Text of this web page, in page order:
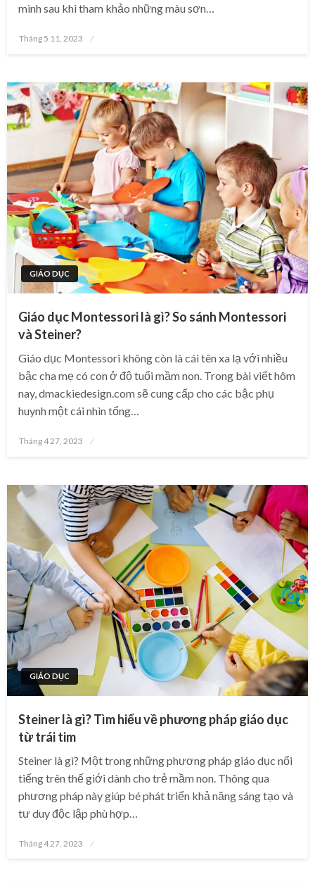
mình sau khi tham khảo những màu sơn…
Posted
Tháng 5 11, 2023
GIÁO DỤC
Giáo dục Montessori là gì? So sánh Montessori
và Steiner?
Giáo dục Montessori không còn là cái tên xa lạ với nhiều
bậc cha mẹ có con ở độ tuổi mầm non. Trong bài viết hôm
nay, dmackiedesign.com sẽ cung cấp cho các bậc phụ
huynh một cái nhìn tổng…
Posted
Tháng 4 27, 2023
GIÁO DỤC
Steiner là gì? Tìm hiểu về phương pháp giáo dục
từ trái tim
Steiner là gì? Một trong những phương pháp giáo dục nổi
tiếng trên thế giới dành cho trẻ mầm non. Thông qua
phương pháp này giúp bé phát triển khả năng sáng tạo và
tư duy độc lập phù hợp…
Posted
Tháng 4 27, 2023